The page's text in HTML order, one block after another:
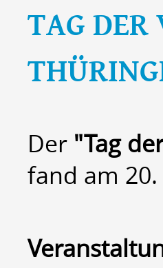
TAG
Der "Tag
fand am